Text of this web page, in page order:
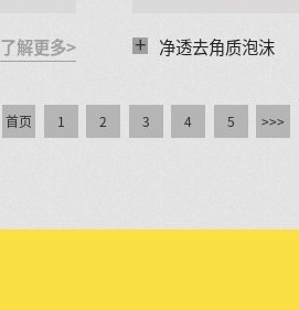
了解更多> + 净透去角质泡沫
首页 1 2 3 4 5 >>>